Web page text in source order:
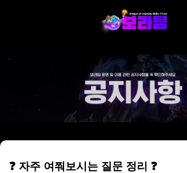
❓ 자주 여쭤보시는 질문 정리 ❓